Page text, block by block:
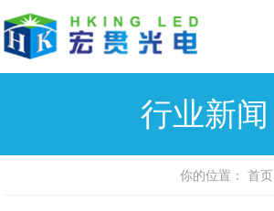
行业新闻
你的位置： 首页